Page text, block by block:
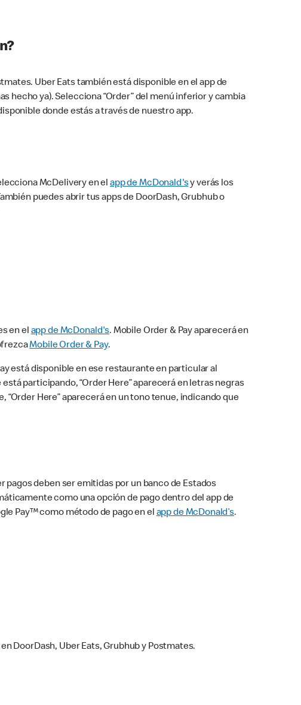
Uber Eats también está disponible en el app de
hecho ya). Selecciona “Order” del menú inferior y cambia
donde estás a través de nuestro app.
McDelivery en elapp de McDonald'sy verás los
puedes abrir tus apps de DoorDash, Grubhub o
en elapp de McDonald's. Mobile Order & Pay aparecerá en
Mobile Order & Pay.
está disponible en ese restaurante en particular al
participando, “Order Here” aparecerá en letras negras
Here” aparecerá en un tono tenue, indicando que
deben ser emitidas por un banco de Estados
como una opción de pago dentro del app de
Pay™ como método de pago en elapp de McDonald’s.
DoorDash, Uber Eats, Grubhub y Postmates.